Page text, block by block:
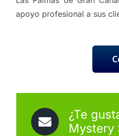
apoyo profesional a sus
¿Te
Mystery